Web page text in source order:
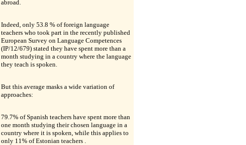
abroad.
Indeed, only 53.8 % of foreign language
teachers who took part in the recently published
European Survey on Language Competences
(IP/12/679) stated they have spent more than a
month studying in a country where the language
they teach is spoken.
But this average masks a wide variation of
approaches:
79.7% of Spanish teachers have spent more than
one month studying their chosen language in a
country where it is spoken, while this applies to
only 11% of Estonian teachers .